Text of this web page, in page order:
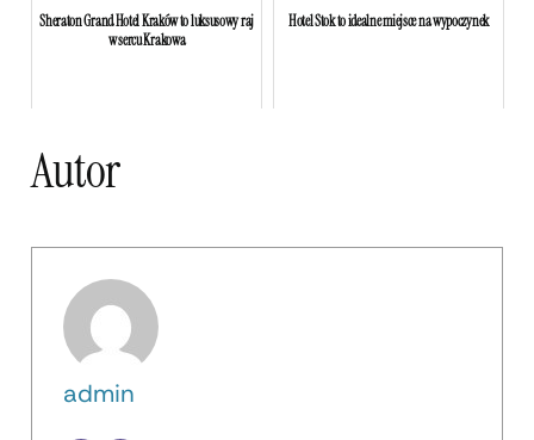
Sheraton Grand Hotel Kraków to luksusowy raj
w sercu Krakowa
Hotel Stok to idealne miejsce na wypoczynek
Autor
admin